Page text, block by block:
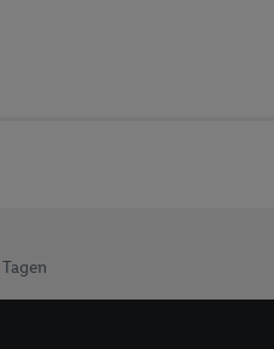
Online-Kennung
verwenden
E-Mail-
Technologie in